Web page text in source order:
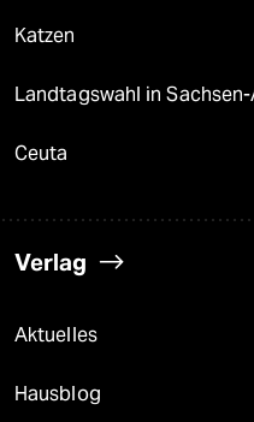
Katzen
Landtagswahl in
Ceuta
Verlag
Aktuelles
Hausblog